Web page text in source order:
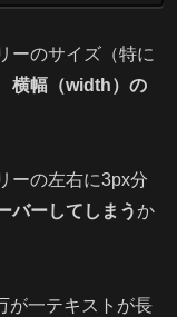
ーのサイズ（特に
横幅（width）の
ーの左右に3px分
バーしてしまうか
が一テキストが長